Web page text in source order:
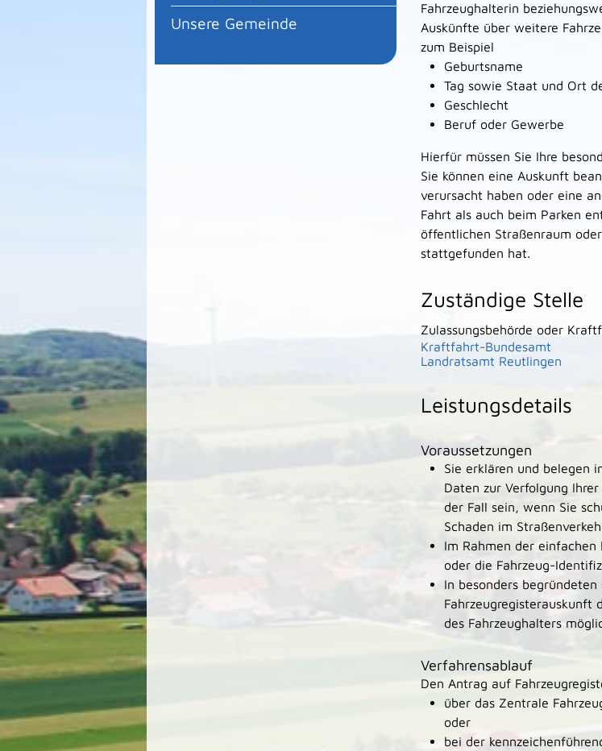
Unsere Gemeinde
Fahrzeughalterin
Auskünfte über weitere
zum Beispiel
Geburtsname
Tag sowie Staat und Ort
Geschlecht
Beruf oder Gewerbe
Hierfür müssen Sie Ihre
Sie können eine Auskunft
verursacht haben oder eine
Fahrt als auch beim Parken
öffentlichen Straßenraum
stattgefunden hat.
Zuständige Stelle
Zulassungsbehörde oder
Kraftfahrt-Bundesamt
Landratsamt Reutlingen
Leistungsdetails
Voraussetzungen
Sie erklären und belegen
Daten zur Verfolgung
der Fall sein, wenn Sie
Schaden im
Im Rahmen der einfachen
oder die Fahrzeug-
In besonders
Fahrzeugregisterauskunft
des Fahrzeughalters
Verfahrensablauf
Den Antrag auf
über das Zentrale
oder
bei der